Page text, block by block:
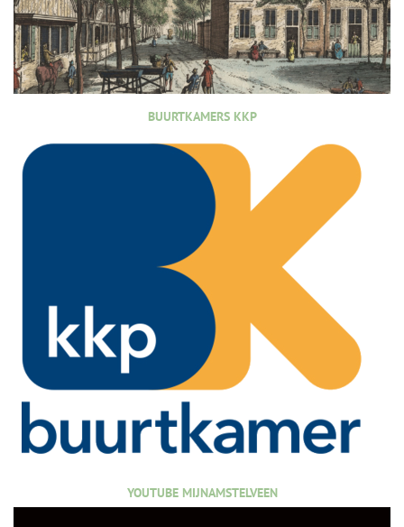
BUURTKAMERS KKP
YOUTUBE MIJNAMSTELVEEN